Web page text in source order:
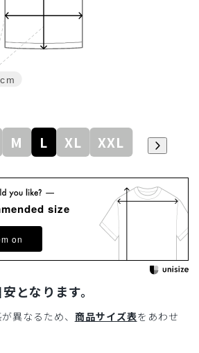
M L XL XXL
size
on
となります。
異なるため、 商品サイズ表をあわせ